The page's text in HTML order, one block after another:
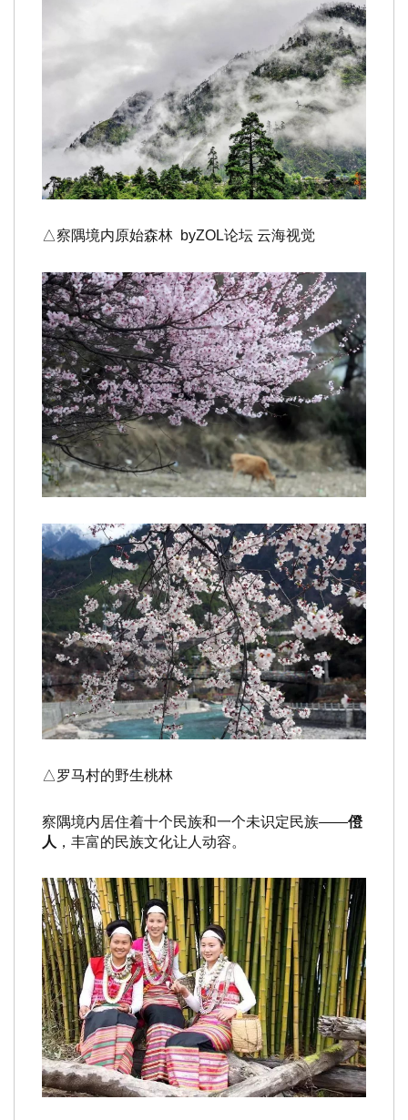
△察隅境内原始森林 byZOL论坛 云海视觉
△罗马村的野生桃林
察隅境内居住着十个民族和一个未识定民族——僜
人 ，丰富的民族文化让人动容。